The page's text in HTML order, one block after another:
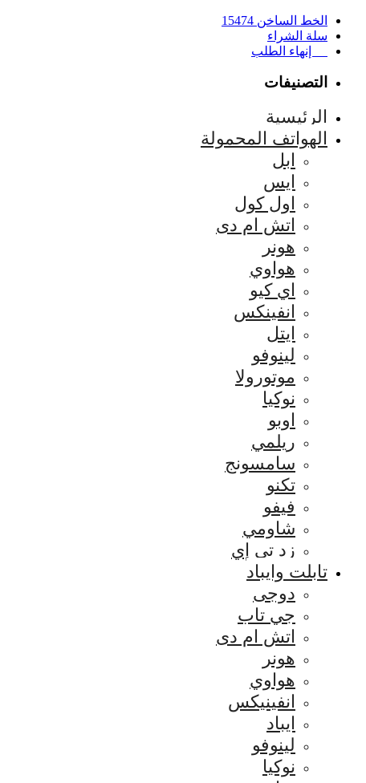
الخط الساخن 15474
سلة الشراء
إنهاء الطلب
التصنيفات
الرئيسية
الهواتف المحمولة
ابل
ايس
اول كول
اتش ام دى
هونر
هواوي
اي كيو
انفينكس
ايتل
لينوفو
موتورولا
نوكيا
اوبو
ريلمي
سامسونج
تكنو
فيفو
شاومي
زد تي إي
تابلت وايباد
دوجى
جي تاب
اتش ام دى
هونر
هواوي
انفينيكس
ايباد
لينوفو
نوكيا